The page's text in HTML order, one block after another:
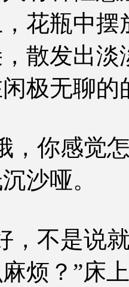
花瓶中摆
散发出
极无聊的
，你感觉
沙哑。
，不是说
烦？”床